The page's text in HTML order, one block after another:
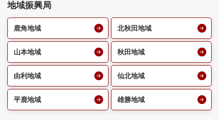
地域振興局
鹿角地域 北秋田地域
山本地域 秋田地域
由利地域 仙北地域
平鹿地域 雄勝地域